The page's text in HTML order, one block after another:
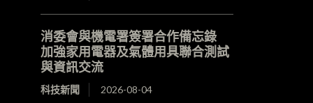
消委會與機電署簽署合作備忘錄
加強家用電器及氣體用具聯合測試
與資訊交流
科技新聞 2026-08-04